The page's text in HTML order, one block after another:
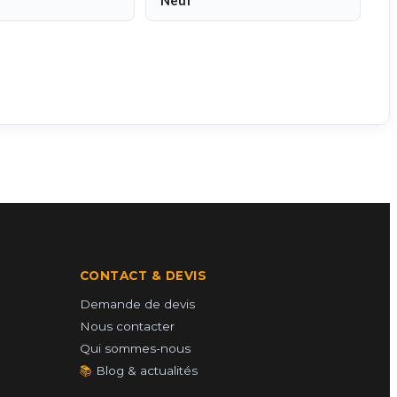
CONTACT & DEVIS
Demande de devis
Nous contacter
Qui sommes-nous
📚 Blog & actualités